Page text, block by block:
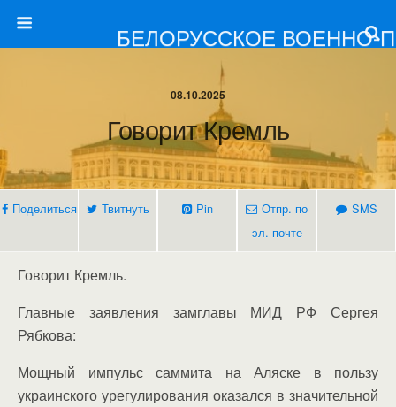
БЕЛОРУССКОЕ ВОЕННО-
08.10.2025
Говорит Кремль
Поделиться Твитнуть Pin
Отпр. по
эл. почте
SMS
Говорит Кремль.
Главные заявления замглавы МИД РФ Сергея
Рябкова:
Мощный импульс саммита на Аляске в пользу
украинского урегулирования оказался в значительной